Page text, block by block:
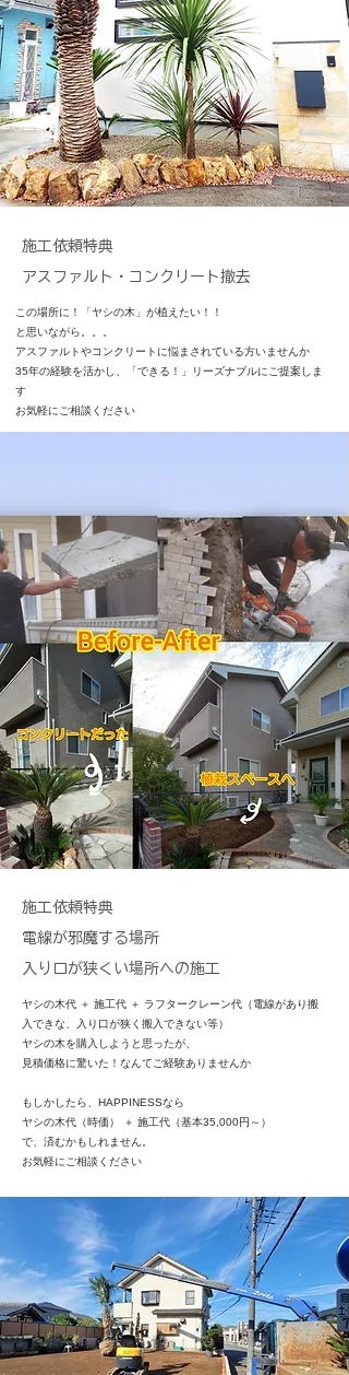
施工依頼特典
アスファルト・コンクリート撤去
この場所に！「ヤシの木」が植えたい！！
と思いながら。。。
アスファルトやコンクリートに悩まされている方いませんか
​35年の経験を活かし、「できる！」リーズナブルにご提案しま
す
​お気軽にご相談ください
施工依頼特典
電線が邪魔する場所
​入り口が狭くい場所への施工
ヤシの木代 ＋ 施工代 ＋ ラフタークレーン代（電線があり搬
入できな、入り口が狭く搬入できない等）
ヤシの木を購入しようと思ったが、
見積価格に驚いた！なんてご経験ありませんか
もしかしたら、HAPPINESSなら
ヤシの木代（時価） ＋ 施工代（基本35,000円～）
で、済むかもしれません。
​お気軽にご相談ください